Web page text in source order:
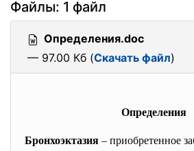
Файлы: 1 файл
Определения.doc
— 97.00 Кб (Скачать файл)
Определения
Бронхоэктазия – приобретенное